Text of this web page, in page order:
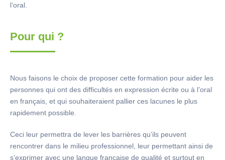
l’oral.
Pour qui ?
Nous faisons le choix de proposer cette formation pour aider les
personnes qui ont des difficultés en expression écrite ou à l’oral
en français, et qui souhaiteraient pallier ces lacunes le plus
rapidement possible.
Ceci leur permettra de lever les barrières qu’ils peuvent
rencontrer dans le milieu professionnel, leur permettant ainsi de
s’exprimer avec une langue française de qualité et surtout en